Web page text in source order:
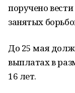
поручено
занятых
До 25 мая
выплатах в
16 лет.